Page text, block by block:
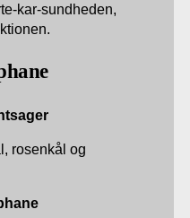
kar-sundheden,
rosenkål og